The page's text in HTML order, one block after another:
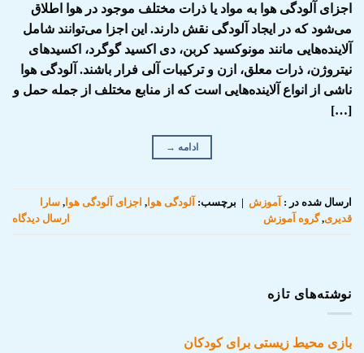
اجزای آلودگی هوا به مواد یا ذرات مختلف موجود در هوا اطلاق
می‌شود که در ایجاد آلودگی نقش دارند. این اجزا می‌توانند شامل
آلاینده‌هایی مانند مونوکسید کربن، دی اکسید گوگرد، اکسیدهای
نیتروژن، ذرات معلق، ازن و ترکیبات آلی فرار باشند. آلودگی هوا
ناشی از انواع آلاینده‌هایی است که از منابع مختلف از جمله حمل و
[…]
ادامه →
ارسال شده در : آموزش برچسب: آلودگی هوا , اجزای آلودگی هوا , سارا
قدیری,گروه آموزش ارسال دیدگاه
نوشته‌های تازه
بازی محیط زیستی برای کودکان